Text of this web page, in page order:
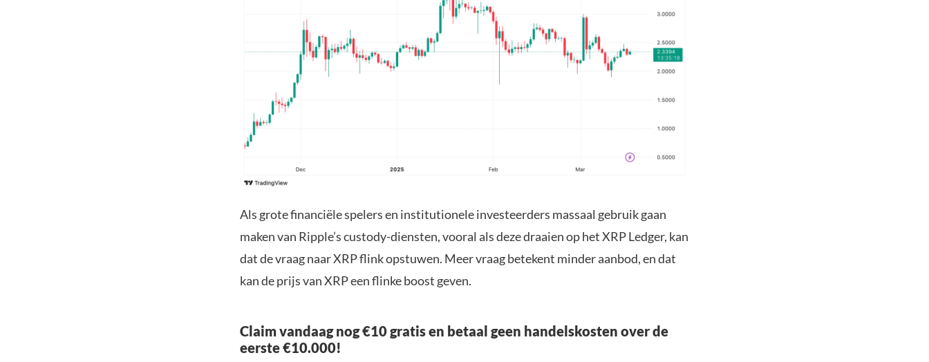
Als grote financiële spelers en institutionele investeerders massaal gebruik gaan
maken van Ripple’s custody-diensten, vooral als deze draaien op het XRP Ledger, kan
dat de vraag naar XRP flink opstuwen. Meer vraag betekent minder aanbod, en dat
kan de prijs van XRP een flinke boost geven.
Claim vandaag nog €10 gratis en betaal geen handelskosten over de
eerste €10.000!